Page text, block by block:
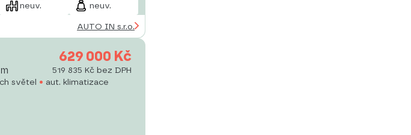
neuv. neuv.
AUTO IN s.r.o.
629 000 Kč
519 835 Kč bez DPH
světel
aut. klimatizace